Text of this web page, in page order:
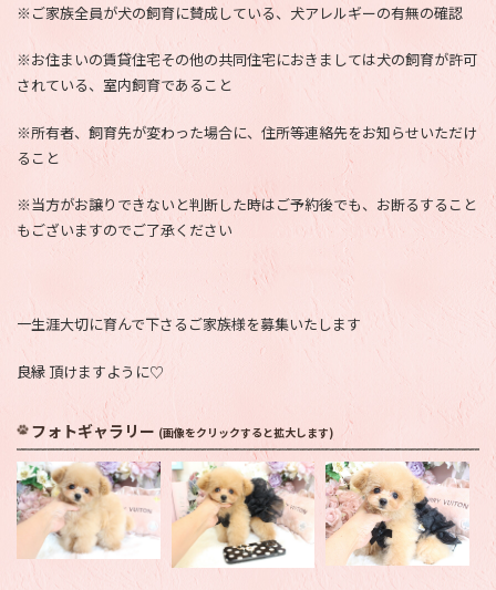
※ご家族全員が犬の飼育に賛成している、犬アレルギーの有無の確認
※お住まいの賃貸住宅その他の共同住宅におきましては犬の飼育が許可
されている、室内飼育であること
※所有者、飼育先が変わった場合に、住所等連絡先をお知らせいただけ
ること
※当方がお譲りできないと判断した時はご予約後でも、お断るすること
もございますのでご了承ください
一生涯大切に育んで下さるご家族様を募集いたします
良縁 頂けますように♡
フォトギャラリー (画像をクリックすると拡大します)